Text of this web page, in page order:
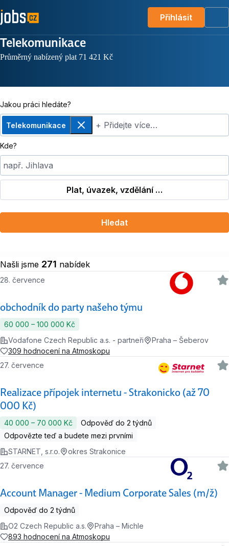
Přihlásit
Telekomunikace
Průměrný nabízený plat 71 421 Kč
Jakou práci hledáte?
Telekomunikace
Odebrat+ Přidejte více…
Kde?
např. Jihlava
Plat, úvazek, vzdělání …
Hledat
Našli jsme 271 nabídek
obchodník do party našeho týmu
28. července
60 000 ‍–‍ 100 000 Kč
Vodafone Czech Republic a.s. - partneři
Praha – Šeberov
309 hodnocení na Atmoskopu
Realizace přípojek internetu - Strakonicko (až 70
000 Kč)
27. července
40 000 ‍–‍ 70 000 Kč
Odpověď do 2 týdnů
Odpovězte teď a budete mezi prvními
STARNET, s.r.o.
okres Strakonice
Account Manager - Medium Corporate Sales (m/ž)
27. července
Odpověď do 2 týdnů
O2 Czech Republic a.s.
Praha – Michle
893 hodnocení na Atmoskopu